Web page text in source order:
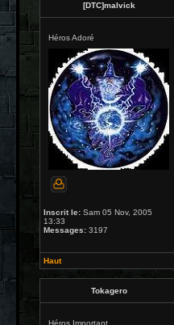
[DTC]malvick
Héros Adoré
Inscrit le: Sam 05 Nov, 2005
13:33
Messages: 3197
Haut
Tokagero
Héros Important